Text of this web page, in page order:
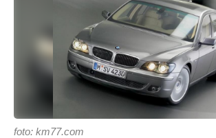
foto: km77.com